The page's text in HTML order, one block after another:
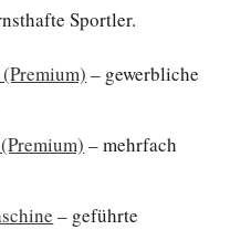
Sportler.
– gewerbliche
– mehrfach
– geführte